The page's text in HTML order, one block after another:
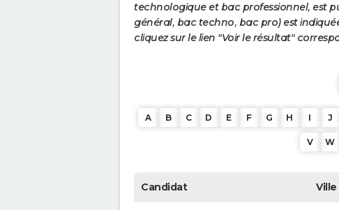
technologique et bac professionnel, est
général, bac techno, bac pro) est
cliquez sur le lien "Voir le résultat"
A B C D E F G H I J
V W
Candidat Ville